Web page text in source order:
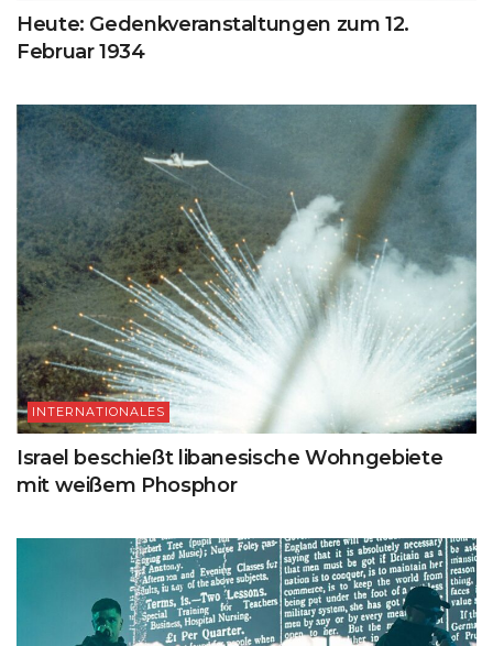
Heute: Gedenkveranstaltungen zum 12.
Februar 1934
INTERNATIONALES
Israel beschießt libanesische Wohngebiete
mit weißem Phosphor